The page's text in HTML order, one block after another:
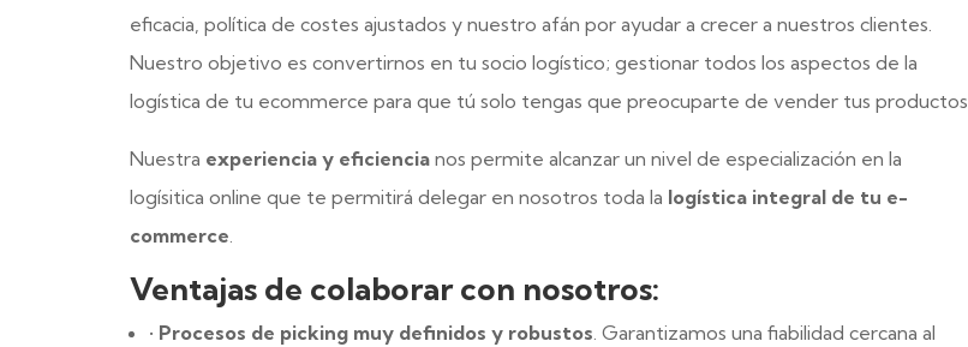
eficacia, política de costes ajustados y nuestro afán por ayudar a crecer a nuestros clientes.
Nuestro objetivo es convertirnos en tu socio logístico; gestionar todos los aspectos de la
logística de tu ecommerce para que tú solo tengas que preocuparte de vender tus
Nuestra experiencia y eficiencianos permite alcanzar un nivel de especialización en la
logísitica online que te permitirá delegar en nosotros toda la logística integral de tu e-
commerce.
Ventajas de colaborar con nosotros:
• Procesos de picking muy definidos y robustos. Garantizamos una fiabilidad cercana al